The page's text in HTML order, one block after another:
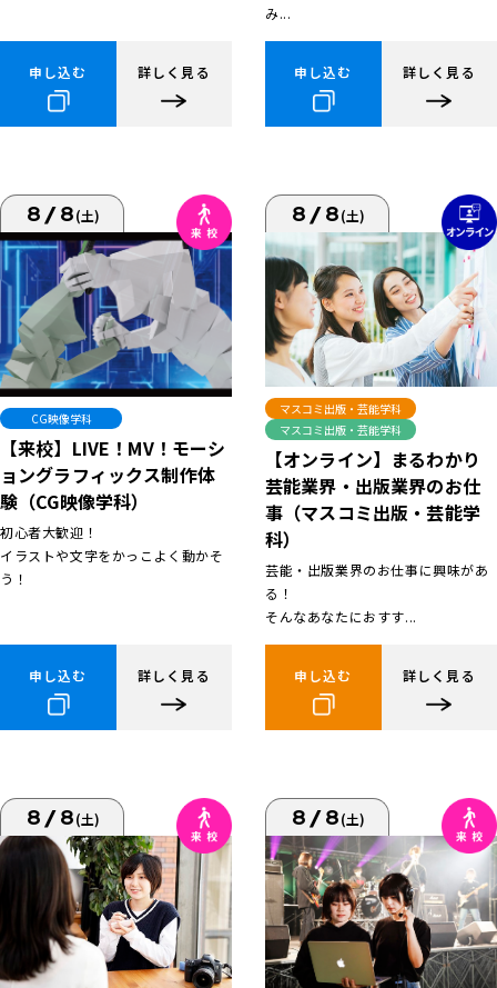
申し込む 詳しく見る
み...
申し込む 詳しく見る
8/8(土)
CG映像学科
【来校】LIVE！MV！モーシ
ョングラフィックス制作体
験（CG映像学科）
初心者大歓迎！
イラストや文字をかっこよく動かそ
う！
申し込む 詳しく見る
8/8(土)
マスコミ出版・芸能学科
マスコミ出版・芸能学科
【オンライン】まるわかり
芸能業界・出版業界のお仕
事（マスコミ出版・芸能学
科）
芸能・出版業界のお仕事に興味があ
る！
そんなあなたにおすす...
申し込む 詳しく見る
8/8(土) 8/8(土)